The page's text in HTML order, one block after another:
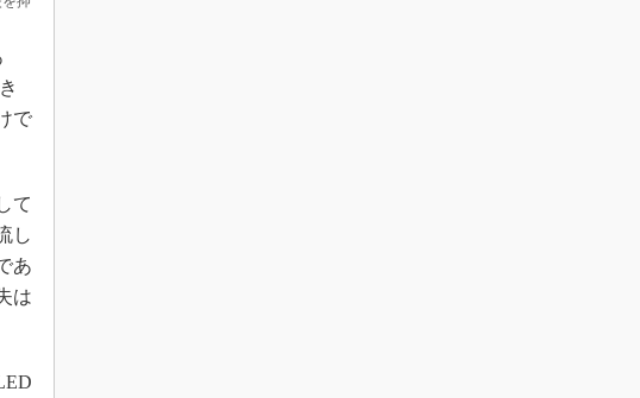
で
て
し
あ
は